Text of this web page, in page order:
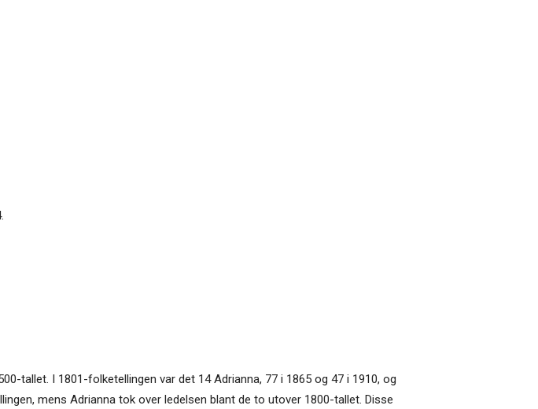
tallet. I 1801-folketellingen var det 14 Adrianna, 77 i 1865 og 47 i 1910, og
mens Adrianna tok over ledelsen blant de to utover 1800-tallet. Disse